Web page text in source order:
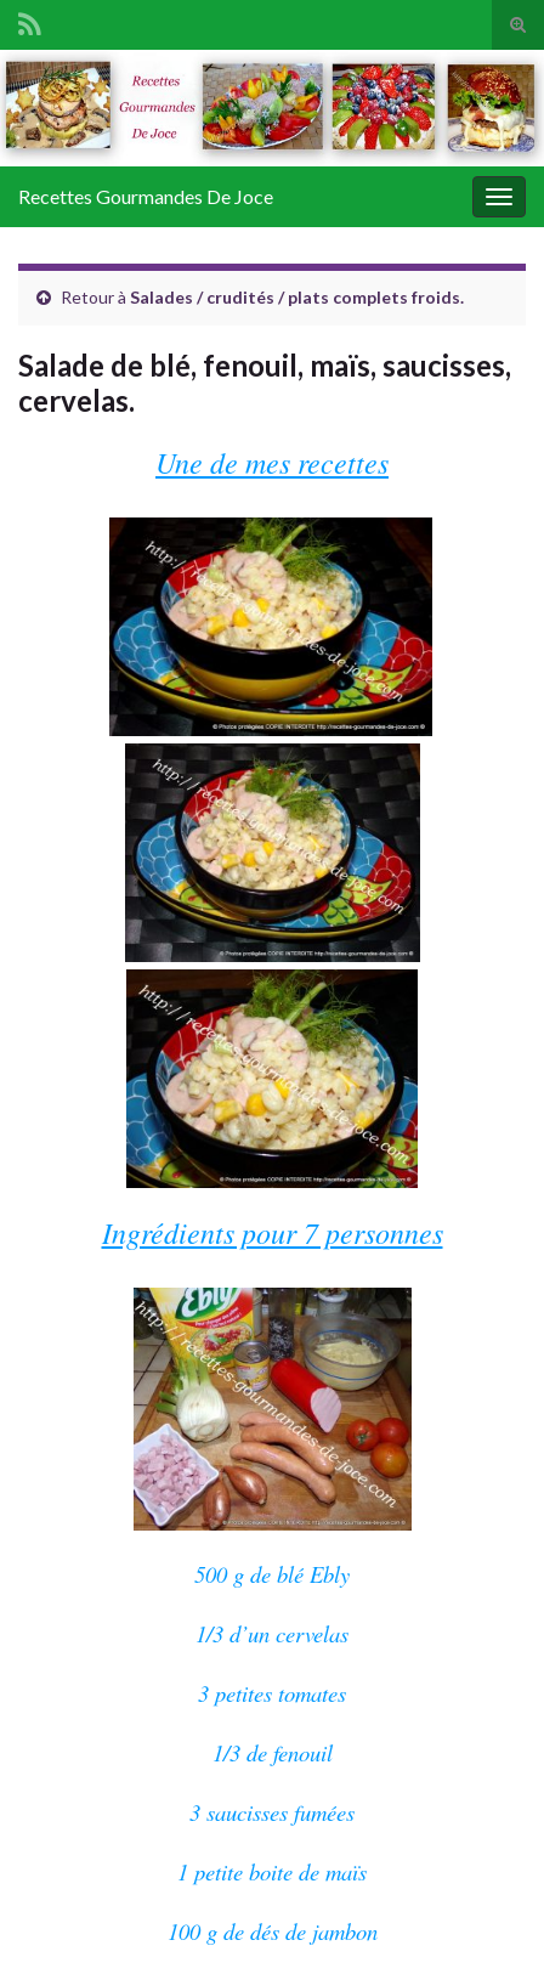
Search for:
Recettes Gourmandes De Joce
Retour à Salades / crudités / plats complets froids.
Salade de blé, fenouil, maïs, saucisses,
cervelas.
Une de mes recettes
Ingrédients pour 7 personnes
500 g de blé Ebly
1/3 d’un cervelas
3 petites tomates
1/3 de fenouil
3 saucisses fumées
1 petite boite de maïs
100 g de dés de jambon